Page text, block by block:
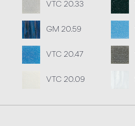
VTC 20.33
GM 20.59
VTC 20.47
VTC 20.09